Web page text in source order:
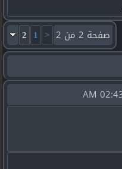
صفحة 2 من 2 <
1
2